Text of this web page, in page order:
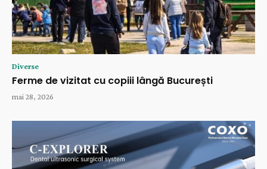
Diverse
Ferme de vizitat cu copiii lângă București
mai 28, 2026